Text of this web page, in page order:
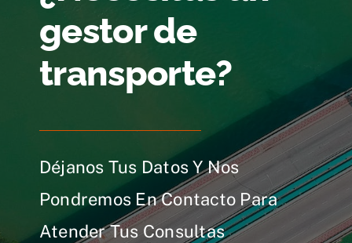
gestor de
transporte?
Déjanos Tus Datos Y Nos
Pondremos En Contacto Para
Atender Tus Consultas